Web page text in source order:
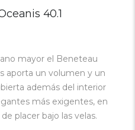
40.1
mayor el Beneteau
aporta un volumen y un
además del interior
más exigentes, en
placer bajo las velas.